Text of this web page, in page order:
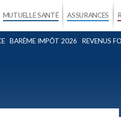
MUTUELLE SANTÉ ASSURANCES
BARÈME IMPÔT 2026 REVENUS